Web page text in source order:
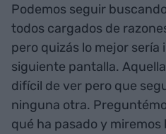
Podemos seguir
todos cargados de
pero quizás lo mejor sería
siguiente pantalla.
difícil de ver pero que
ninguna otra.
qué ha pasado y miremos